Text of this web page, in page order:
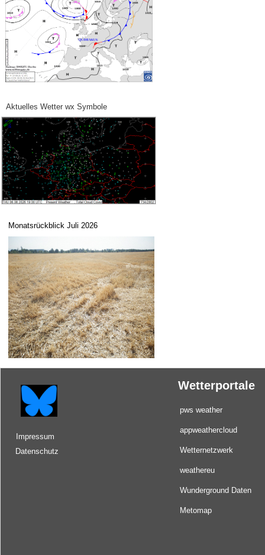
Monatsrückblick Juli 2026
pws weather
appweathercloud
Wetternetzwerk
weathereu
Wunderground Daten
Metomap
Wetterportale
Impressum
Datenschutz
Aktuelles Wetter wx Symbole